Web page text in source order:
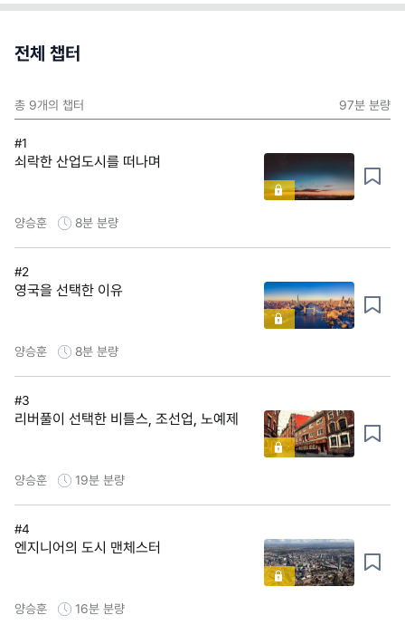
전체 챕터
총 9개의 챕터 97분 분량
#1
쇠락한 산업도시를 떠나며
양승훈 8분 분량
#2
영국을 선택한 이유
양승훈 8분 분량
#3
리버풀이 선택한 비틀스, 조선업, 노예제
양승훈 19분 분량
#4
엔지니어의 도시 맨체스터
양승훈 16분 분량